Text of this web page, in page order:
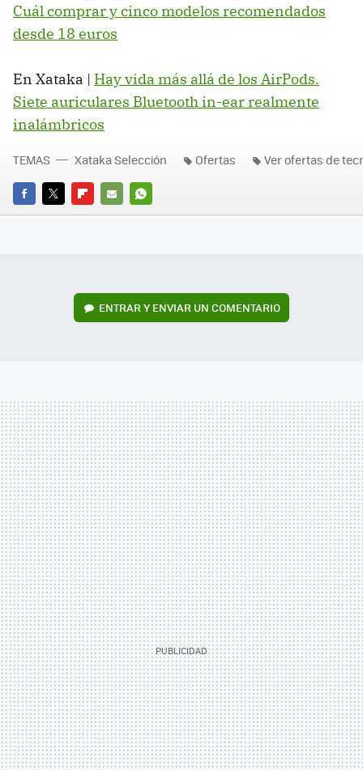
Cuál comprar y cinco modelos recomendados
desde 18 euros
En Xataka | Hay vida más allá de los AirPods.
Siete auriculares Bluetooth in-ear realmente
inalámbricos
FACEBOOK
TWITTERFLIPBOARD
E-
WHATSAPP
TEMAS Xataka Selección Ofertas Ver ofertas de
ENTRAR Y ENVIAR UN COMENTARIO